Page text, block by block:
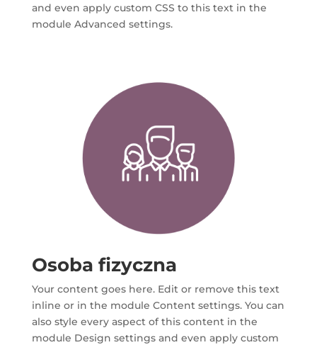
and even apply custom CSS to this text in the
module Advanced settings.
Osoba fizyczna
Your content goes here. Edit or remove this text
inline or in the module Content settings. You can
also style every aspect of this content in the
module Design settings and even apply custom